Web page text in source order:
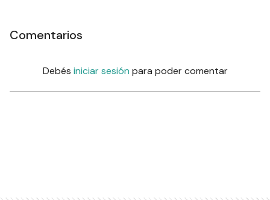
Comentarios
Debés iniciar sesión para poder comentar